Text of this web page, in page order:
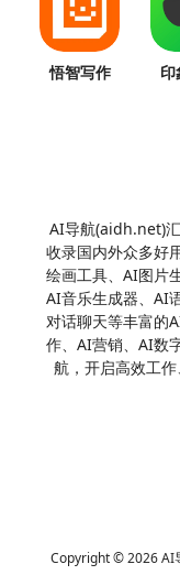
悟智写作 印
AI导航(aidh.net)
收录国内外众多好
绘画工具、AI图片
AI音乐生成器、AI
对话聊天等丰富的
作、AI营销、AI数
航，开启高效工
Copyright © 2026AI